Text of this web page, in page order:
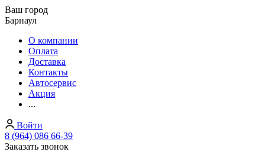
Ваш город
Барнаул
О компании
Оплата
Доставка
Контакты
Автосервис
Акция
...
Войти
8 (964) 086 66-39
Заказать звонок